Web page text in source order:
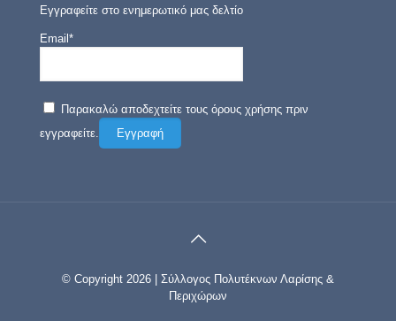
Εγγραφείτε στο ενημερωτικό μας δελτίο
Email*
Παρακαλώ αποδεχτείτε τους όρους χρήσης πριν
εγγραφείτε.
© Copyright 2026 | Σύλλογος Πολυτέκνων Λαρίσης &
Περιχώρων